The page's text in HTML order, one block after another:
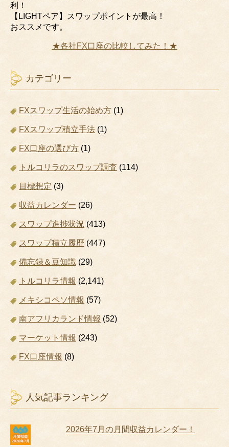
利！
【LIGHTペア】スワップポイントが最高！
おススメです。
★各社FX口座の比較してみた！★
カテゴリー
FXスワップ生活の始め方 (1)
FXスワップ積立手法 (1)
FX口座の選び方 (1)
トルコリラのスワップ調査 (114)
目標想定 (3)
収益カレンダー (26)
スワップ進捗状況 (413)
スワップ積立履歴 (447)
備忘録＆豆知識 (29)
トルコリラ情報 (2,141)
メキシコペソ情報 (57)
南アフリカランド情報 (52)
マーケット情報 (243)
FX口座情報 (8)
人気記事ランキング
2026年7月の月間収益カレンダー！